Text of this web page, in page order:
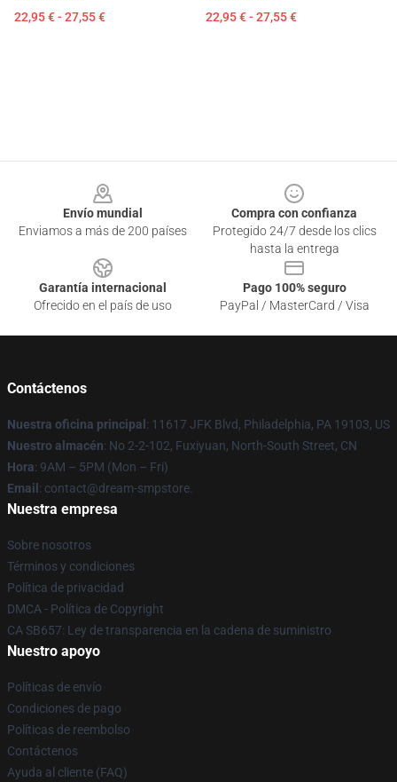
22,95 € - 27,55 € 22,95 € - 27,55 €
Envío mundial
Enviamos a más de 200 países
Compra con confianza
Protegido 24/7 desde los clics
hasta la entrega
Garantía internacional
Ofrecido en el país de uso
Pago 100% seguro
PayPal / MasterCard / Visa
Contáctenos
Nuestra oficina principal : 11617 JFK Blvd, Philadelphia, PA 19103, US
Nuestro almacén: No 2-2-102, Fuxiyuan, North-South Street, CN
Hora: 9AM – 5PM (Mon – Fri)
Email : contact@dream-smpstore.
Nuestra empresa
Sobre nosotros
Términos y condiciones
Política de privacidad
DMCA - Política de Copyright
CA SB657: Ley de transparencia en la cadena de suministro
Nuestro apoyo
Políticas de envío
Condiciones de pago
Políticas de reembolso
Contáctenos
Ayuda al cliente (FAQ)